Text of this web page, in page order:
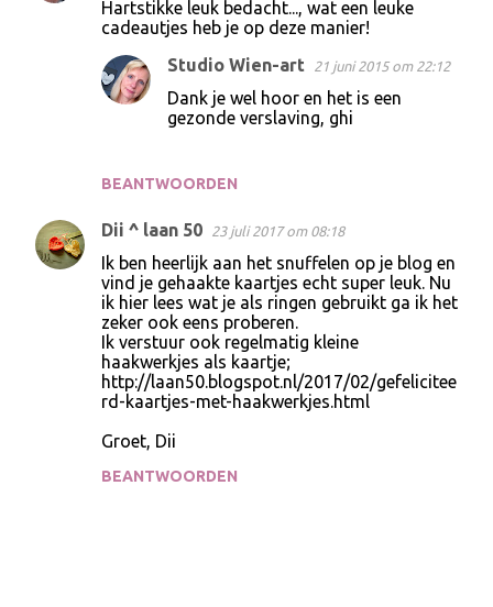
Hartstikke leuk bedacht..., wat een leuke
cadeautjes heb je op deze manier!
BEANTWOORDEN
Studio Wien-art 21 juni 2015 om 22:12
Dank je wel hoor en het is een
gezonde verslaving, ghi
Dii ^ laan 50 23 juli 2017 om 08:18
Ik ben heerlijk aan het snuffelen op je blog en
vind je gehaakte kaartjes echt super leuk. Nu
ik hier lees wat je als ringen gebruikt ga ik het
zeker ook eens proberen.
Ik verstuur ook regelmatig kleine
haakwerkjes als kaartje;
http://laan50.blogspot.nl/2017/02/gefelicitee
rd-kaartjes-met-haakwerkjes.html
Groet, Dii
BEANTWOORDEN